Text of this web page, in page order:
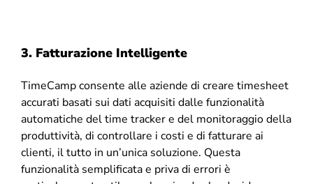
3. Fatturazione Intelligente
TimeCamp consente alle aziende di creare timesheet
accurati basati sui dati acquisiti dalle funzionalità
automatiche del time tracker e del monitoraggio della
produttività, di controllare i costi e di fatturare ai
clienti, il tutto in un’unica soluzione. Questa
funzionalità semplificata e priva di errori è